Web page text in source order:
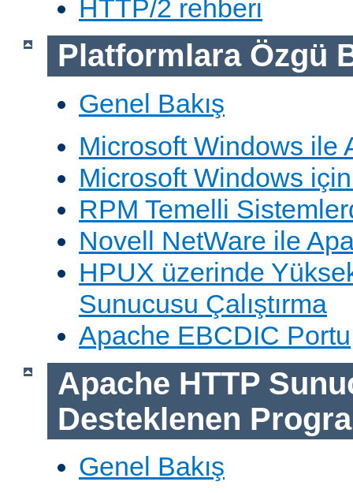
HTTP/2 rehberi
Platformlara Özgü
Genel Bakış
Microsoft Windows ile
Microsoft Windows
RPM Temelli
Novell NetWare ile
HPUX üzerinde
Sunucusu Çalıştırma
Apache EBCDIC Portu
Apache HTTP
Desteklenen
Genel Bakış